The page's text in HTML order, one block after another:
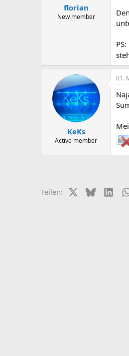
florian
New member
KeKs
Active member
01.
Teilen: X (Twitter)
Bluesky